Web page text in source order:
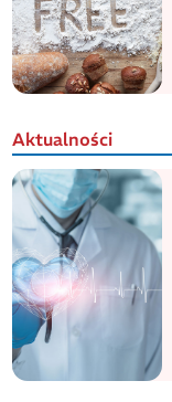
Aktualności